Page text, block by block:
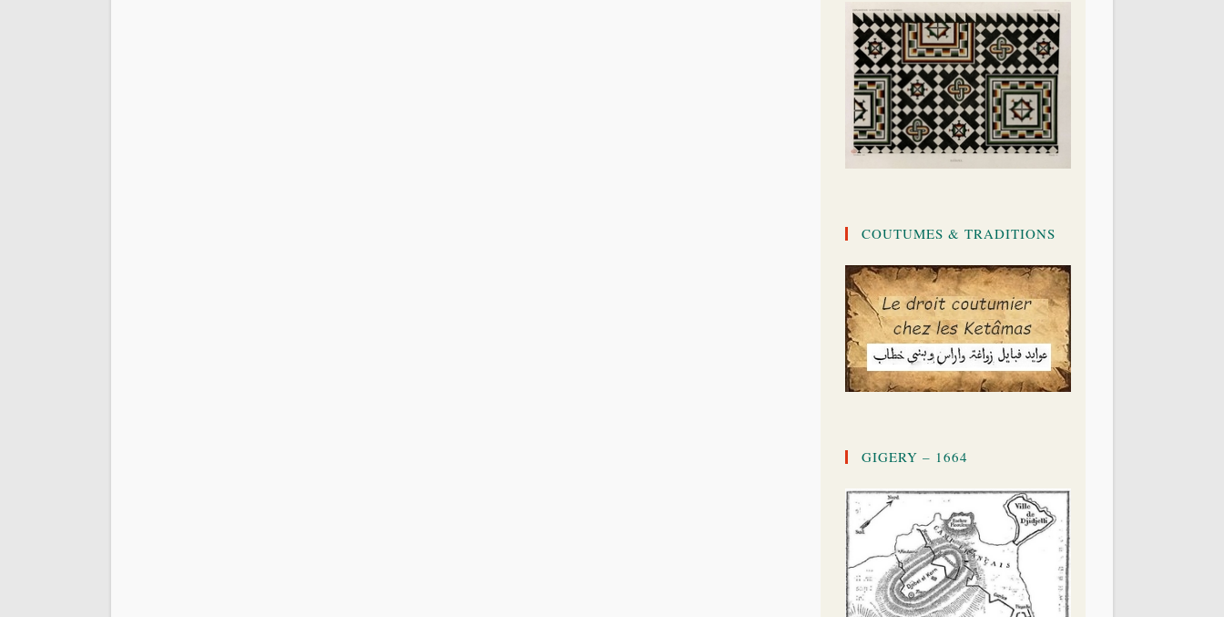
COUTUMES & TRADITIONS
GIGERY – 1664